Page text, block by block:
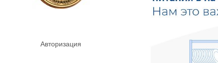
Авторизация